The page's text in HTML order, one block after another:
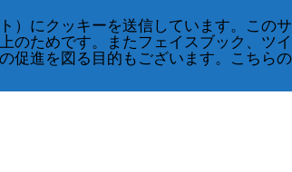
）にクッキーを送信しています。この
のためです。またフェイスブック、ツ
進を図る目的もございます。こちら